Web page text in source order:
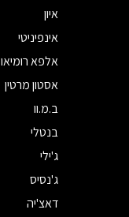
איון
אינפיניטי
אלפא רומיאו
אסטון מרטין
ב.מ.וו
בנטלי
ג'ילי
ג'נסיס
דאצ'יה